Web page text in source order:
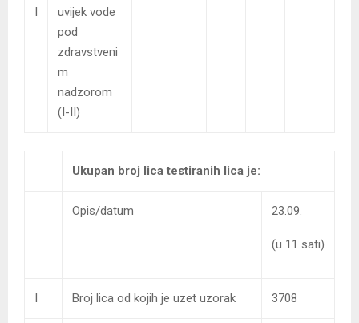
I
uvijek vode
pod
zdravstveni
m
nadzorom
(I-II)
Ukupan broj lica testiranih lica je:
Opis/datum 23.09.
(u 11 sati)
I Broj lica od kojih je uzet uzorak 3708